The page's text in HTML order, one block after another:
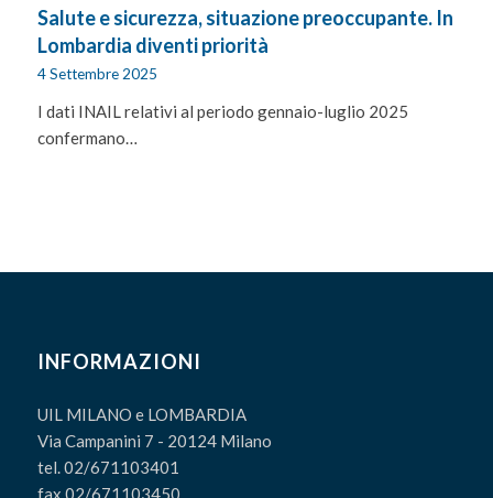
Salute e sicurezza, situazione preoccupante. In
Lombardia diventi priorità
4 Settembre 2025
I dati INAIL relativi al periodo gennaio-luglio 2025
confermano…
INFORMAZIONI
UIL MILANO e LOMBARDIA
Via Campanini 7 - 20124 Milano
tel. 02/671103401
fax 02/671103450